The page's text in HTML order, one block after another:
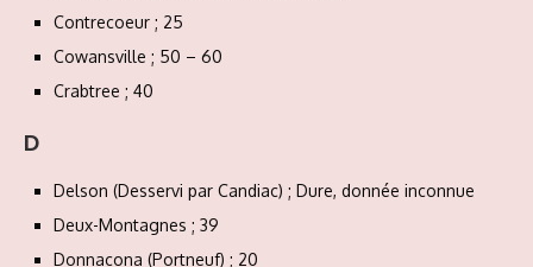
Contrecoeur ; 25
Cowansville ; 50 – 60
Crabtree ; 40
D
Delson (Desservi par Candiac) ; Dure, donnée inconnue
Deux-Montagnes ; 39
Donnacona (Portneuf) ; 20